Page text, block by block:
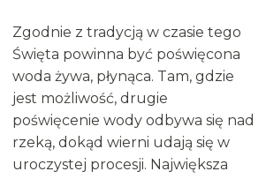
Zgodnie z tradycją w czasie tego
Święta powinna być poświęcona
woda żywa, płynąca. Tam, gdzie
jest możliwość, drugie
poświęcenie wody odbywa się nad
rzeką, dokąd wierni udają się w
uroczystej procesji. Największa